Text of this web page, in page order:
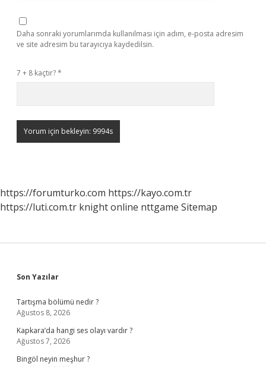
Daha sonraki yorumlarımda kullanılması için adım, e-posta adresim
ve site adresim bu tarayıcıya kaydedilsin.
7 + 8 kaçtır?*
https://forumturko.com https://kayo.com.tr
https://luti.com.tr knight online nttgame Sitemap
Sidebar
Son Yazılar
Tartışma bölümü nedir ?
Ağustos 8, 2026
Kapkara’da hangi ses olayı vardır ?
Ağustos 7, 2026
Bingöl neyin meşhur ?